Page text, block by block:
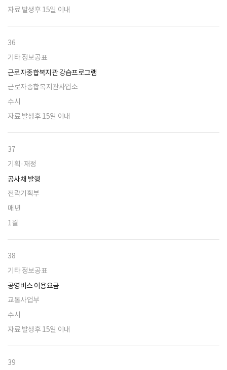
자료 발생후 15일 이내
36
기타 정보공표
근로자종합복지관 강습프로그램
근로자종합복지관사업소
수시
자료 발생후 15일 이내
37
기획·재정
공사채 발행
전략기획부
매년
1월
38
기타 정보공표
공영버스 이용요금
교통사업부
수시
자료 발생후 15일 이내
39